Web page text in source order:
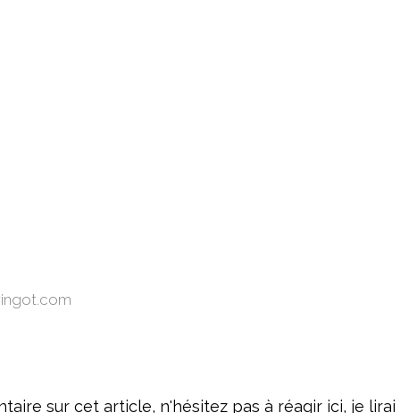
sur cet article, n'hésitez pas à réagir ici, je lirai